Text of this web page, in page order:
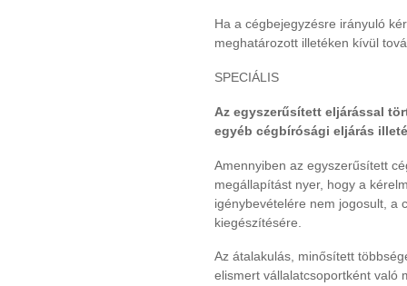
Ha a cégbejegyzésre irányuló
meghatározott illetéken kívül
SPECIÁLIS
Az egyszerűsített eljárással
egyéb cégbírósági eljárás
Amennyiben az egyszerűsített
megállapítást nyer, hogy a
igénybevételére nem jogosult, a
kiegészítésére.
Az átalakulás, minősített
elismert vállalatcsoportként való